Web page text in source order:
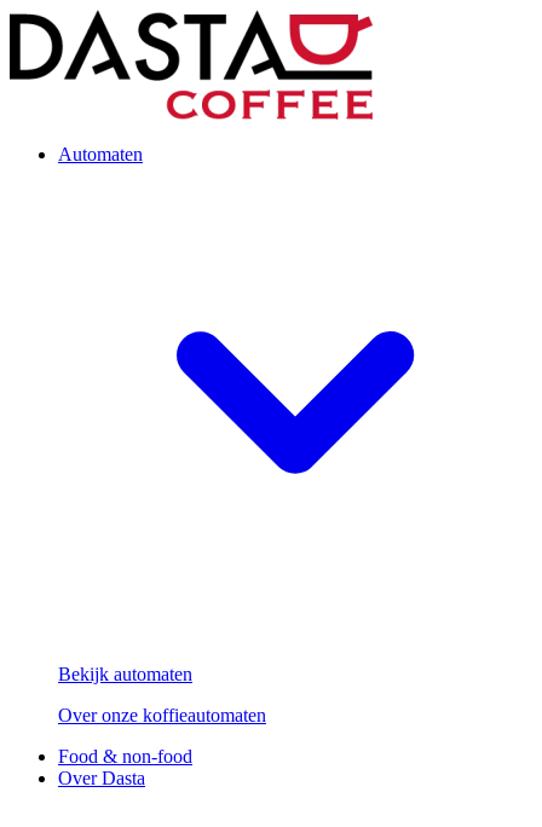
Automaten
Bekijk automaten
Over onze koffieautomaten
Food & non-food
Over Dasta